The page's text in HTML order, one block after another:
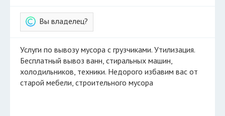
Вы владелец?
Услуги по вывозу мусора с грузчиками. Утилизация.
Бесплатный вывоз ванн, стиральных машин,
холодильников, техники. Недорого избавим вас от
старой мебели, строительного мусора